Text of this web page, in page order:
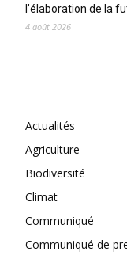
l’élaboration de la
4 août 2026
Actualités
Agriculture
Biodiversité
Climat
Communiqué
Communiqué de